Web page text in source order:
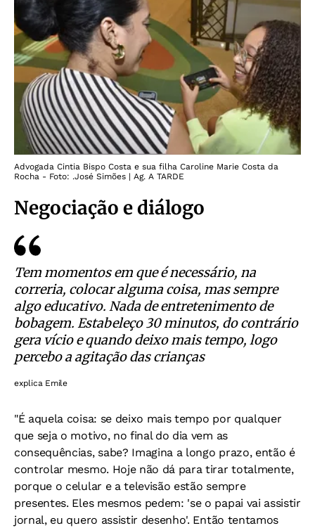
Advogada Cintia Bispo Costa e sua filha Caroline Marie Costa da
Rocha - Foto: .José Simões | Ag. A TARDE
Negociação e diálogo
Tem momentos em que é necessário, na
correria, colocar alguma coisa, mas sempre
algo educativo. Nada de entretenimento de
bobagem. Estabeleço 30 minutos, do contrário
gera vício e quando deixo mais tempo, logo
percebo a agitação das crianças
explica Emile
"É aquela coisa: se deixo mais tempo por qualquer
que seja o motivo, no final do dia vem as
consequências, sabe? Imagina a longo prazo, então é
controlar mesmo. Hoje não dá para tirar totalmente,
porque o celular e a televisão estão sempre
presentes. Eles mesmos pedem: 'se o papai vai assistir
jornal, eu quero assistir desenho'. Então tentamos